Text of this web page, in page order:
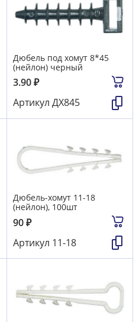
Дюбель под хомут 8*45
(нейлон) черный
3.90₽
Артикул ДХ845
Дюбель-хомут 11-18
(нейлон), 100шт
90₽
Артикул 11-18